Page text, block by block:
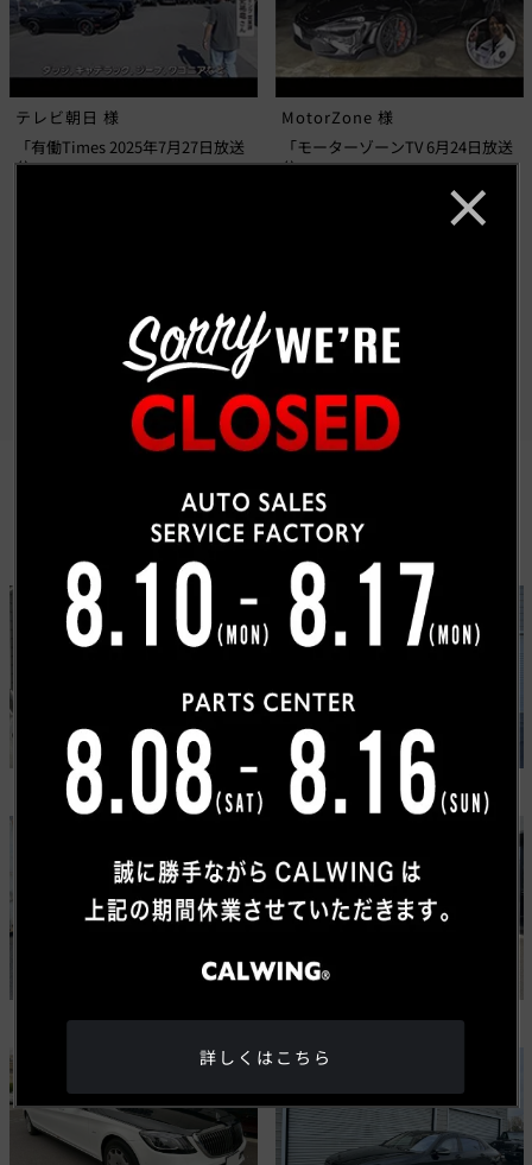
テレビ朝日 様
「有働Times 2025年7月27日放送
分」
MotorZone 様
「モーターゾーンTV 6月24日放送
分」
CUSTOM CAR GALLERY
カスタムカーギャラリー
USトヨタ
タンドラ
ワゴニア
グランドワゴニア
詳しくはこちら